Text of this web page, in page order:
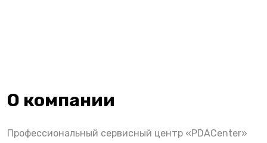
О компании
Профессиональный сервисный центр «PDACenter»